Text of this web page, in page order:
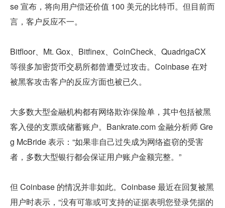
se 宣布，将向用户偿还价值 100 美元的比特币。但目前而
言，客户反应不一。
Bitfloor、Mt. Gox、Bitfinex、CoinCheck、QuadrigaCX
等很多加密货币交易所都曾遭受过攻击。Coinbase 在对
被黑客攻击客户的反应方面也被已久。
大多数大型金融机构都有网络欺诈保险单，其中包括被黑
客入侵的支票或储蓄账户。Bankrate.com 金融分析师 Gre
g McBride 表示：“如果非自己过失成为网络盗窃的受害
者，多数大型银行都会保证用户账户金额完整。”
但 Coinbase 的情况并非如此。Coinbase 最近在回复被黑
用户时表示，“没有可靠或可支持的证据表明您登录凭据的